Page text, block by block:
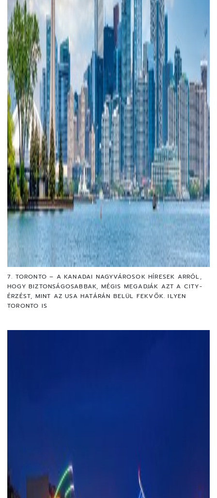
7. TORONTO – A KANADAI NAGYVÁROSOK HÍRESEK ARRÓL,
HOGY BIZTONSÁGOSABBAK, MÉGIS MEGADJÁK AZT A CITY-
ÉRZÉST, MINT AZ USA HATÁRÁN BELÜL FEKVŐK. ILYEN
TORONTO IS